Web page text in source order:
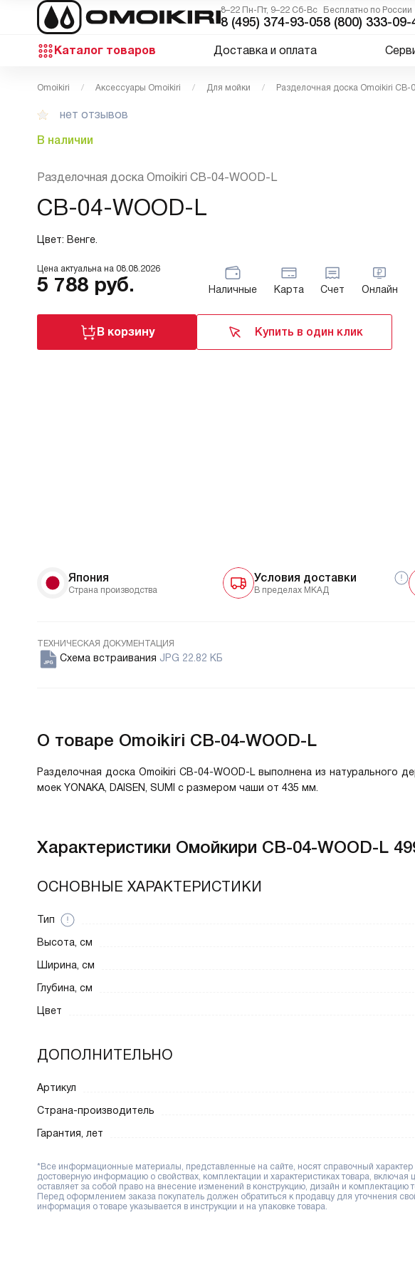
8–22 Пн-Пт, 9–22 Сб-Вс
8 (495) 374-93-05
Бесплатно по России
8 (800) 333-09-
Каталог товаров Доставка и оплата
Omoikiri Аксессуары Omoikiri Для мойки Разделочная доска Omoikiri CB-
нет отзывов
В наличии
Разделочная доска Omoikiri CB-04-WOOD-L
CB-04-WOOD-L
Цвет: Венге.
Цена актуальна на 08.08.2026
5 788 руб. Наличные Карта Счет Онлайн
В корзину Купить в один клик
Условия доставки
В пределах МКАД
Япония
Страна производства
ТЕХНИЧЕСКАЯ ДОКУМЕНТАЦИЯ
Схема встраивания JPG 22.82 КБ
О товаре Omoikiri CB-04-WOOD-L
Разделочная доска Omoikiri CB-04-WOOD-L выполнена из натурального
моек YONAKA, DAISEN, SUMI с размером чаши от 435 мм.
Характеристики Омойкири CB-04-WOOD-L
ОСНОВНЫЕ ХАРАКТЕРИСТИКИ
Тип
Высота, см
Ширина, см
Глубина, см
Цвет
ДОПОЛНИТЕЛЬНО
Артикул
Страна-производитель
Гарантия, лет
*Все информационные материалы, представленные на сайте, носят справочный характер
достоверную информацию о свойствах, комплектации и характеристиках товара,
оставляет за собой право на внесение изменений в конструкцию, дизайн и комплектацию
Перед оформлением заказа покупатель должен обратиться к продавцу для уточнения
информация о товаре указывается в инструкции и на упаковке товара.